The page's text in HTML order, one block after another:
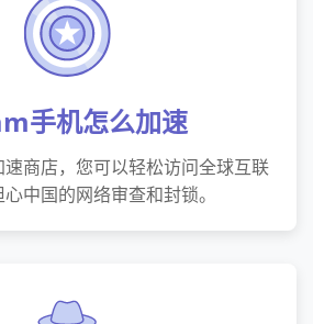
手机怎么加速
商店，您可以轻松访问全球互联
中国的网络审查和封锁。